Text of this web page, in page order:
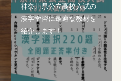
神奈川県公立高校入試の
漢字学習に最適な教材を
紹介します！